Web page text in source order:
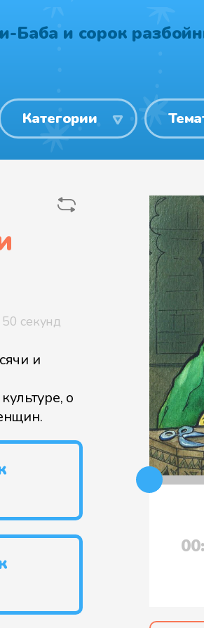
Баба и сорок
Категории
секунд
и
о